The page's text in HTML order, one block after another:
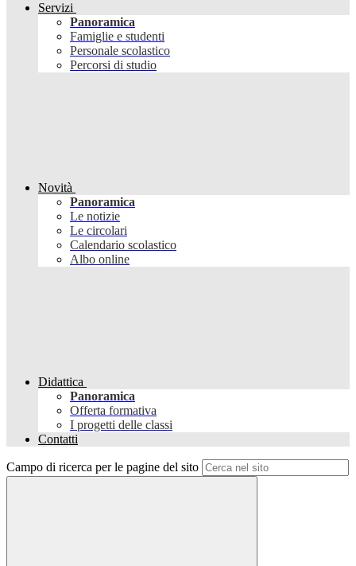
Servizi
Panoramica
Famiglie e studenti
Personale scolastico
Percorsi di studio
Novità
Panoramica
Le notizie
Le circolari
Calendario scolastico
Albo online
Didattica
Panoramica
Offerta formativa
I progetti delle classi
Contatti
Campo di ricerca per le pagine del sito